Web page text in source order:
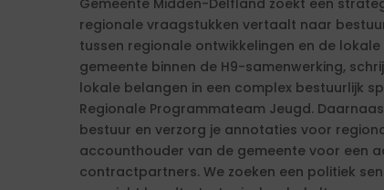
Gemeente Midden-Delfland zoekt een
regionale vraagstukken vertaalt naar
tussen regionale ontwikkelingen en de
gemeente binnen de H9-samenwerking,
lokale belangen in een complex bestuurlijk
Regionale Programmateam Jeugd.
bestuur en verzorg je annotaties voor
accounthouder van de gemeente voor een
contractpartners. We zoeken een politiek